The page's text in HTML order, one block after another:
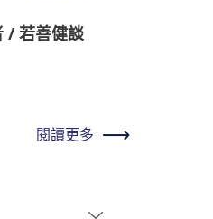
/ 若善健談
閱讀更多